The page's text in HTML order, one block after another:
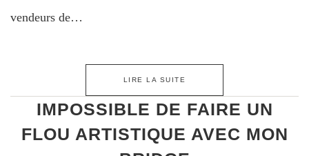
vendeurs de…
LIRE LA SUITE
IMPOSSIBLE DE FAIRE UN
FLOU ARTISTIQUE AVEC MON